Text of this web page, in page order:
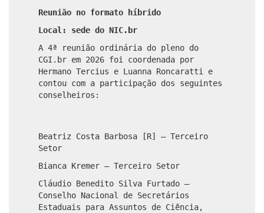
Reunião no formato híbrido
Local: sede do NIC.br
A 4ª reunião ordinária do pleno do
CGI.br em 2026 foi coordenada por
Hermano Tercius e Luanna Roncaratti e
contou com a participação dos seguintes
conselheiros:
Beatriz Costa Barbosa [R] – Terceiro
Setor
Bianca Kremer – Terceiro Setor
Cláudio Benedito Silva Furtado –
Conselho Nacional de Secretários
Estaduais para Assuntos de Ciência,